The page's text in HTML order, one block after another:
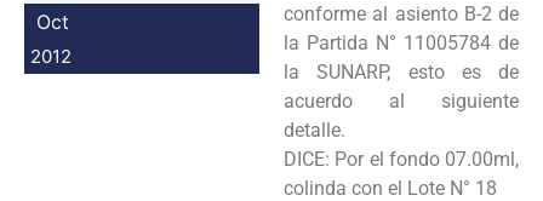
Oct
2012
conforme al asiento B-2 de
la Partida N° 11005784 de
la SUNARP, esto es de
acuerdo al siguiente
detalle.
DICE: Por el fondo 07.00ml,
colinda con el Lote N° 18